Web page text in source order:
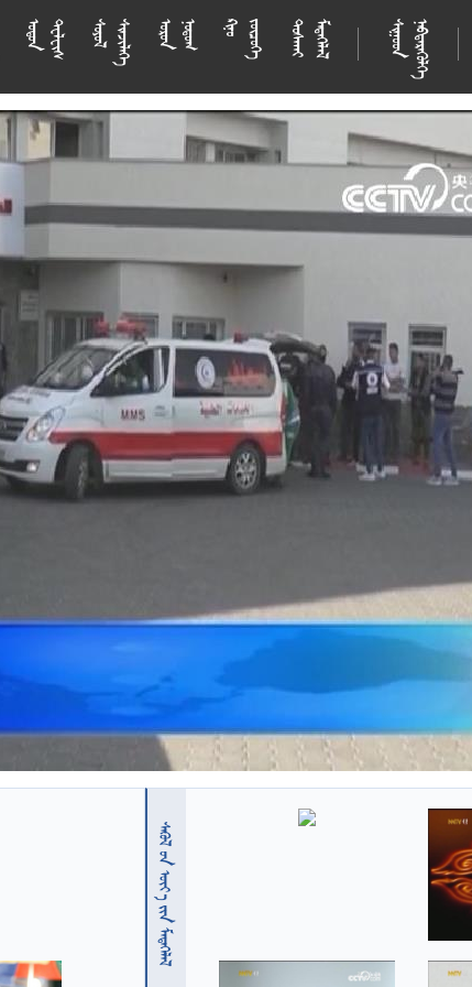








  











  






  







  












  














 
  